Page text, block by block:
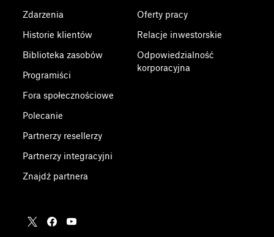
Zdarzenia
Historie klientów
Biblioteka zasobów
Programiści
Fora społecznościowe
Polecanie
Partnerzy resellerzy
Partnerzy integracyjni
Znajdź partnera
Oferty pracy
Relacje inwestorskie
Odpowiedzialność
korporacyjna